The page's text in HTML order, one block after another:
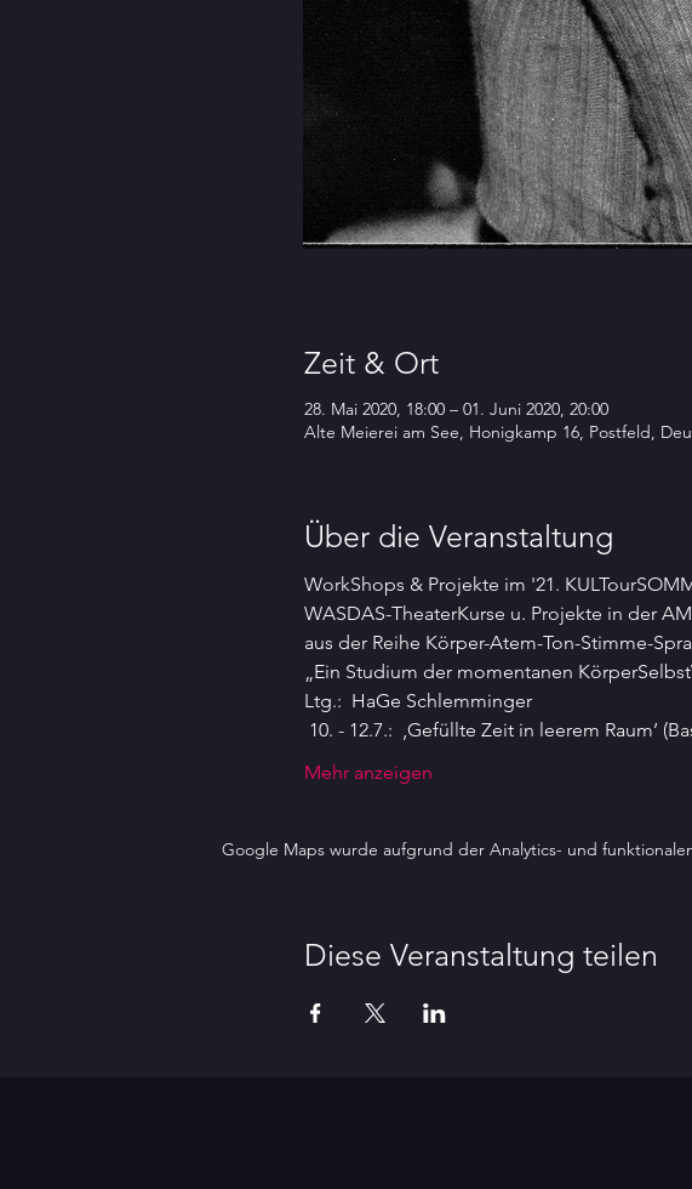
Zeit & Ort
28. Mai 2020, 18:00 – 01. Juni 2020, 20:00
Alte Meierei am See, Honigkamp 16, Postfeld,
Über die Veranstaltung
WorkShops & Projekte im '21.
WASDAS-TheaterKurse u. Projekte in der
aus der Reihe Körper-Atem-Ton-Stimme-
„Ein Studium der momentanen
Ltg.:  HaGe Schlemminger
10. - 12.7.:  ‚Gefüllte Zeit in leerem Raum’
Mehr anzeigen
Google Maps wurde aufgrund der Analytics- und
Diese Veranstaltung teilen